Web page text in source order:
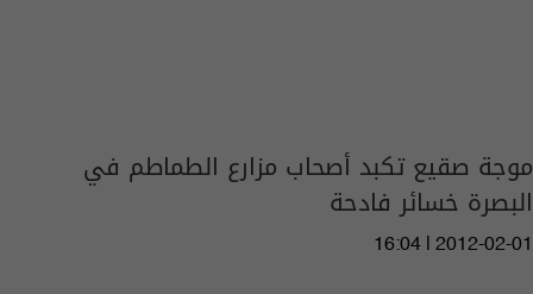
موجة صقيع تكبد أصحاب مزارع الطماطم في
البصرة خسائر فادحة
16:04 | 2012-02-01